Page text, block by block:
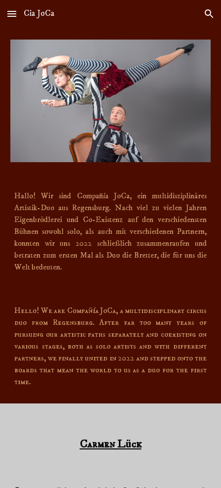
Skip to main content Skip to navigation
Cia JoCa
Hallo! Wir sind Compañía JoCa, ein multidisziplinäres
Artistik-Duo aus Regensburg. Nach viel zu vielen Jahren
Eigenbrödlerei und Co-Existenz auf den verschiedensten
Bühnen sowohl solo, als auch mit verschiedenen Partnern,
konnten wir uns 2022 schließlich zusammenraufen und
betraten zum ersten Mal als Duo die Bretter, die für uns die
Welt bedeuten.
Hello! We are Compañía JoCa, a multidisciplinary circus
duo from Regensburg. After far too many years of
pursuing our artistic paths separately and coexisting on
various stages, both as solo artists and with different
partners, we finally united in 2022 and stepped onto the
boards that mean the world to us as a duo for the first
time.
Carmen Lück